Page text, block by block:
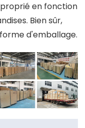
en fonction
Bien sûr,
d'emballage.